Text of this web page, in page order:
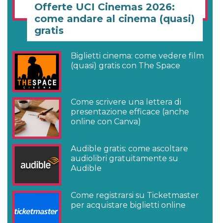
Offerte UCI Cinemas 2026:
come andare al cinema (quasi)
gratis
Biglietti cinema: come vedere film
(quasi) gratis con The Space
Come scrivere una lettera di
presentazione efficace (anche
online con Canva)
Audible gratis: come ascoltare
audiolibri gratuitamente su
Audible
Come registrarsi su Ticketmaster
per acquistare biglietti online